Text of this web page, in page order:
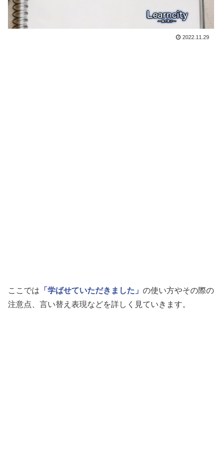
2022.11.29
ここでは 「学ばせていただきました」 の使い方やその際の
注意点、言い替え表現などを詳しく見ていきます。